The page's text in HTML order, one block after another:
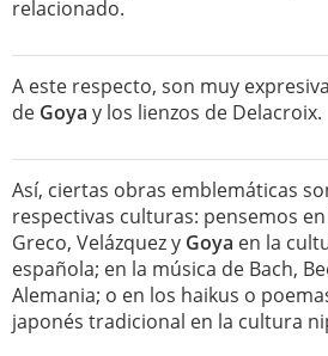
relacionado.
A este respecto, son muy
de Goya y los lienzos de Delacroix.
Así, ciertas obras emblemáticas
respectivas culturas: pensemos
Greco, Velázquez y Goya en la
española; en la música de Bach,
Alemania; o en los haikus o
japonés tradicional en la cultura